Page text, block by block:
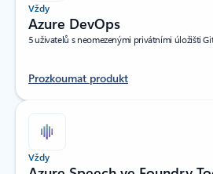
Vždy
Azure DevOps
5 uživatelů s neomezenými privátními úložišti
Prozkoumat produkt
Vždy